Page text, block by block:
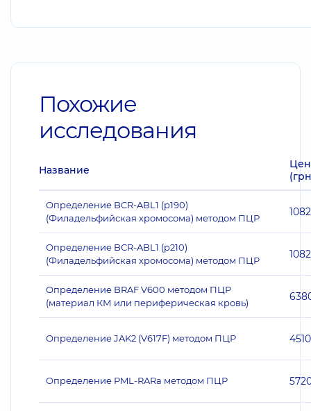
Похожие
исследования
Название
Определение BCR-ABL1 (p190)
(Филадельфийская хромосома) методом ПЦР
Определение BCR-ABL1 (p210)
(Филадельфийская хромосома) методом ПЦР
Определение BRAF V600 методом ПЦР
(материал КМ или периферическая кровь)
Определение JAK2 (V617F) методом ПЦР 4510
Определение PML-RARа методом ПЦР